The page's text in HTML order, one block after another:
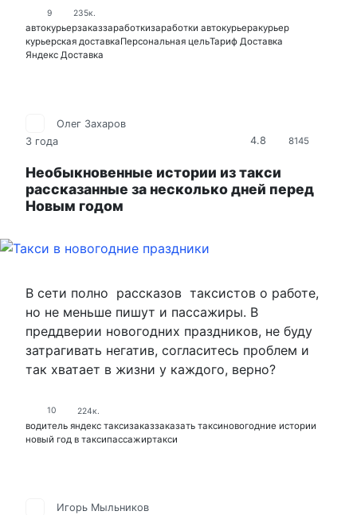
9 235к.
автокурьерзаказзаработкизаработки автокурьеракурьер
курьерская доставкаПерсональная цельТариф Доставка
Яндекс Доставка
8145
4.8
Олег Захаров
3 года
Необыкновенные истории из такси
рассказанные за несколько дней перед
Новым годом
В сети полно рассказов таксистов о работе,
но не меньше пишут и пассажиры. В
преддверии новогодних праздников, не буду
затрагивать негатив, согласитесь проблем и
так хватает в жизни у каждого, верно?
10 224к.
водитель яндекс таксизаказзаказать таксиновогодние истории
новый год в таксипассажиртакси
Игорь Мыльников